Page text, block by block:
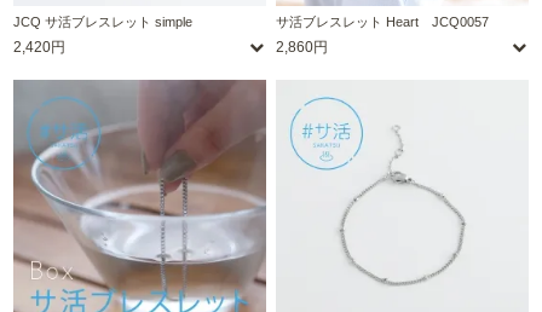
JCQ サ活ブレスレット simple
2,420円
サ活ブレスレット Heart JCQ0057
2,860円